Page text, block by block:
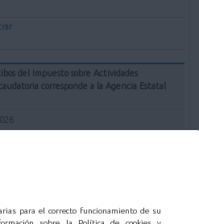
para el correcto funcionamiento de su
del Impuesto sobre Actividades
corresponde a la Agencia Estatal